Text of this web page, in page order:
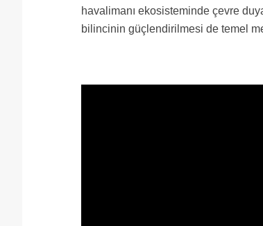
havalimanı ekosisteminde çevre
bilincinin güçlendirilmesi de temel